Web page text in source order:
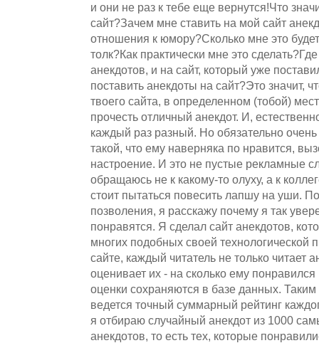
и они не раз к тебе еще вернутся!Что
сайт?Зачем мне ставить на мой сайт
отношения к юмору?Сколько мне это будет
толк?Как практически мне это
анекдотов, и на сайт, который уже
поставить анекдоты на сайт?Это значит,
твоего сайта, в определенном (тобой)
прочесть отличный анекдот. И,
каждый раз разный. Но обязательно
такой, что ему наверняка по нравится,
настроение. И это не пустые рекламные
обращаюсь не к какому-то олуху, а к
стоит пытаться повесить лапшу на уши.
позволения, я расскажу почему я так
понравятся. Я сделал сайт анекдотов,
многих подобных своей технологической
сайте, каждый читатель не только читает
оценивает их - на сколько ему
оценки сохраняются в базе данных.
ведется точный суммарный рейтинг
я отбираю случайный анекдот из 1000
анекдотов, то есть тех, которые